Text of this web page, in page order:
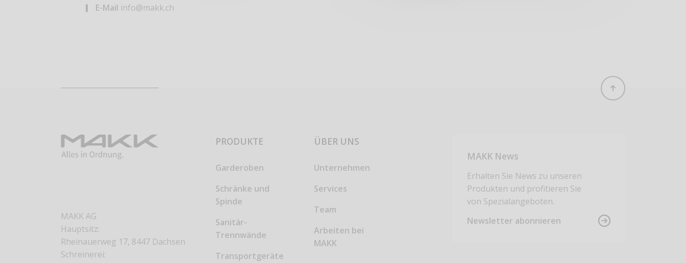
E-Mail info@makk.ch
MAKK AG
Hauptsitz:
Rheinauerweg 17, 8447 Dachsen
Schreinerei:
PRODUKTE
Garderoben
Schränke und
Spinde
Sanitär-
Trennwände
Transportgeräte
ÜBER UNS
Unternehmen
Services
Team
Arbeiten bei
MAKK
MAKK News
Erhalten Sie News zu unseren
Produkten und profitieren Sie
von Spezialangeboten.
Newsletter abonnieren